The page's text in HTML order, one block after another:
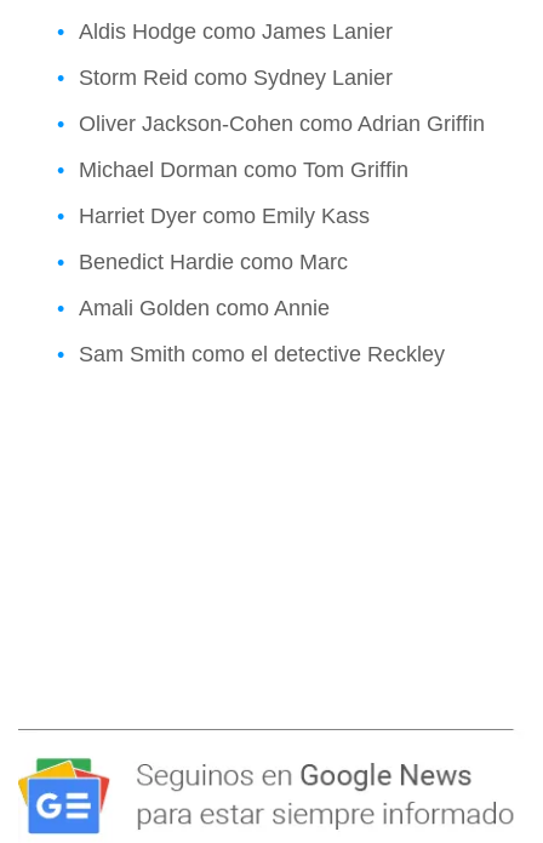
Aldis Hodge como James Lanier
Storm Reid como Sydney Lanier
Oliver Jackson-Cohen como Adrian Griffin
Michael Dorman como Tom Griffin
Harriet Dyer como Emily Kass
Benedict Hardie como Marc
Amali Golden como Annie
Sam Smith como el detective Reckley